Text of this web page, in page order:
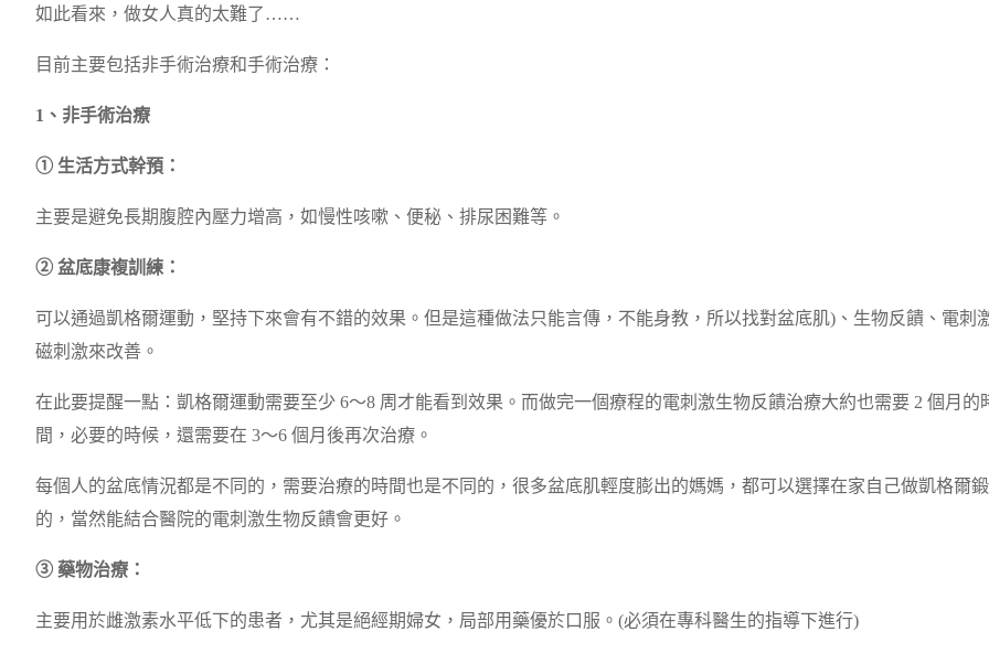
如此看來，做女人真的太難了……
目前主要包括非手術治療和手術治療：
1、非手術治療
① 生活方式幹預：
主要是避免長期腹腔內壓力增高，如慢性咳嗽、便秘、排尿困難等。
② 盆底康複訓練：
可以通過凱格爾運動，堅持下來會有不錯的效果。但是這種做法只能言傳，不能身教，所以找對盆底肌)、生物反饋、電刺
磁刺激來改善。
在此要提醒一點：凱格爾運動需要至少 6～8 周才能看到效果。而做完一個療程的電刺激生物反饋治療大約也需要 2 個月的
間，必要的時候，還需要在 3～6 個月後再次治療。
每個人的盆底情況都是不同的，需要治療的時間也是不同的，很多盆底肌輕度膨出的媽媽，都可以選擇在家自己做凱格爾
的，當然能結合醫院的電刺激生物反饋會更好。
③ 藥物治療：
主要用於雌激素水平低下的患者，尤其是絕經期婦女，局部用藥優於口服。(必須在專科醫生的指導下進行)